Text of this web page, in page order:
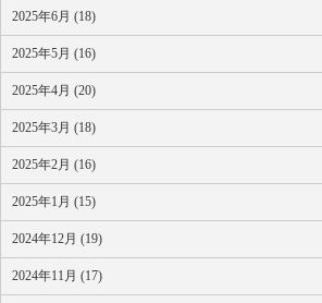
2025年6月 (18)
2025年5月 (16)
2025年4月 (20)
2025年3月 (18)
2025年2月 (16)
2025年1月 (15)
2024年12月 (19)
2024年11月 (17)